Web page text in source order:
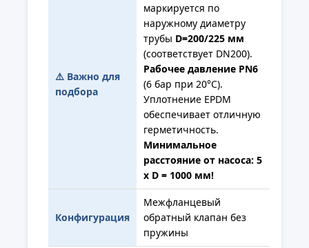
⚠️ Важно для
подбора
маркируется по
наружному диаметру
трубы D=200/225 мм
(соответствует DN200).
Рабочее давление PN6
(6 бар при 20°С).
Уплотнение EPDM
обеспечивает отличную
герметичность.
Минимальное
расстояние от насоса: 5
x D = 1000 мм!
Конфигурация
Межфланцевый
обратный клапан без
пружины